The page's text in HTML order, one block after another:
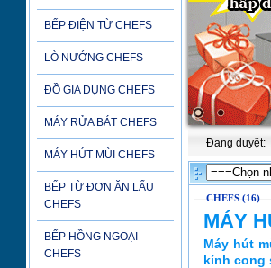
BẾP ĐIỆN TỪ CHEFS
LÒ NƯỚNG CHEFS
ĐỒ GIA DỤNG CHEFS
MÁY RỬA BÁT CHEFS
MÁY HÚT MÙI CHEFS
BẾP TỪ ĐƠN ĂN LẨU
CHEFS
BẾP HỒNG NGOẠI
CHEFS
Đang duyệt:
CHEFS (16)
MÁY
Máy hút
kính cong